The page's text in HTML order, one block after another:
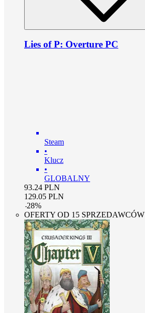
Lies of P: Overture PC
Steam
•
Klucz
•
GLOBALNY
93.24 PLN
129.05 PLN
-28%
OFERTY OD 15 SPRZEDAWCÓW